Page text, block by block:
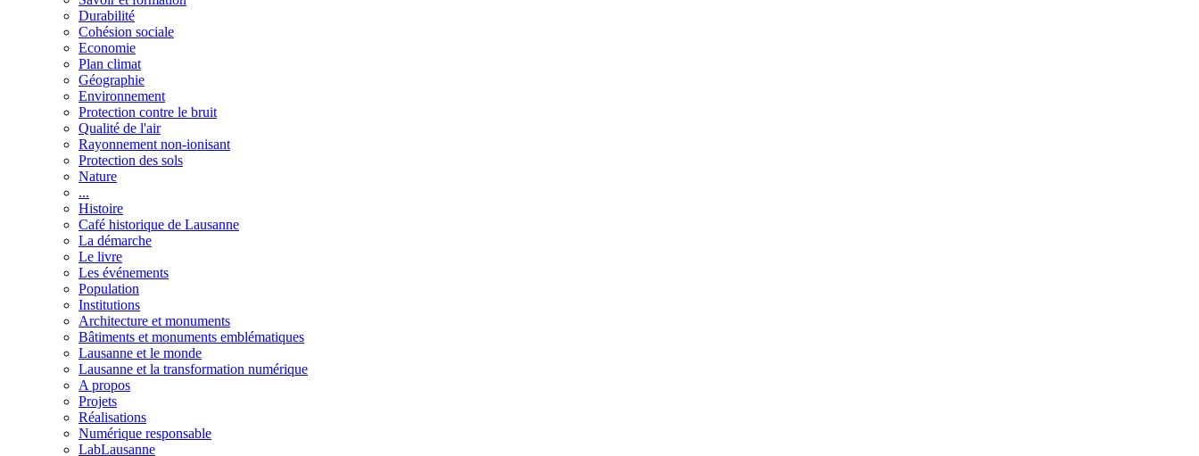
Durabilité
Cohésion sociale
Economie
Plan climat
Géographie
Environnement
Protection contre le bruit
Qualité de l'air
Rayonnement non-ionisant
Protection des sols
Nature
...
Histoire
Café historique de Lausanne
La démarche
Le livre
Les événements
Population
Institutions
Architecture et monuments
Bâtiments et monuments emblématiques
Lausanne et le monde
Lausanne et la transformation numérique
A propos
Projets
Réalisations
Numérique responsable
LabLausanne